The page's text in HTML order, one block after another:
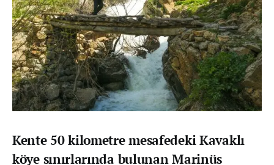
Kente 50 kilometre mesafedeki Kavaklı
köye sınırlarında bulunan Marinüs